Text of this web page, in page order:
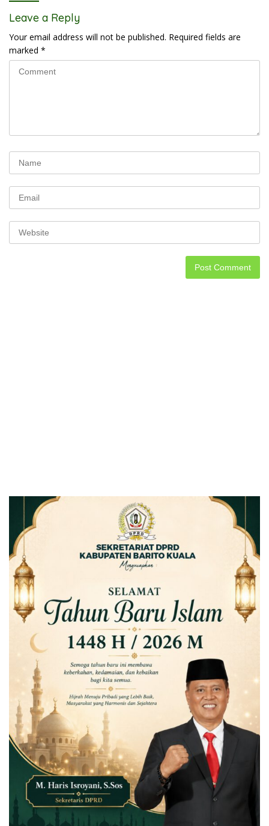
Leave a Reply
Your email address will not be published. Required fields are
marked *